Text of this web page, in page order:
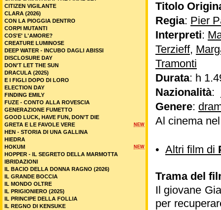
Titolo
Regia: Pier
Interpreti:
Terzieff,
Tramonti
Durata: h
Nazionalità:
Genere:
Al cinema
• Altri film di
Trama del
Il giovane
per
CITIZEN VIGILANTE
CLARA (2026)
CON LA PIOGGIA DENTRO
CORPI MUTANTI
COS'E' L'AMORE?
CREATURE LUMINOSE
DEEP WATER - INCUBO DAGLI ABISSI
DISCLOSURE DAY
DON'T LET THE SUN
DRACULA (2025)
E I FIGLI DOPO DI LORO
ELECTION DAY
FINDING EMILY
FUZE - CONTO ALLA ROVESCIA
GENERAZIONE FUMETTO
GOOD LUCK, HAVE FUN, DON’T DIE
NEW
GRETA E LE FAVOLE VERE
HEN - STORIA DI UNA GALLINA
HIEDRA
NEW
HOKUM
HOPPER - IL SEGRETO DELLA MARMOTTA
IBRIDAZIONI
IL BACIO DELLA DONNA RAGNO (2026)
IL GRANDE BOCCIA
IL MONDO OLTRE
IL PRIGIONIERO (2025)
IL PRINCIPE DELLA FOLLIA
IL REGNO DI KENSUKE